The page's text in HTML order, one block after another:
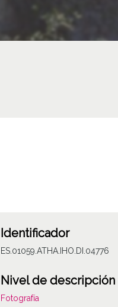
Identificador
ES.01059.ATHA.IHO.DI.04776
Nivel de descripción
Fotografía